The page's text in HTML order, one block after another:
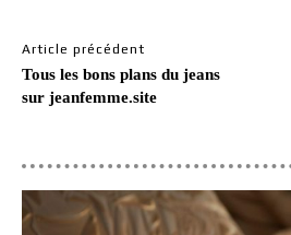
Article précédent
Tous les bons plans du jeans
sur jeanfemme.site